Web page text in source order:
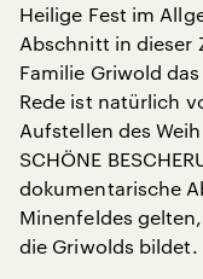
Heilige Fest im
Abschnitt in dieser
Familie Griwold
Rede ist natürlich
Aufstellen des
SCHÖNE
dokumentarische
Minenfeldes
die Griwolds bildet.